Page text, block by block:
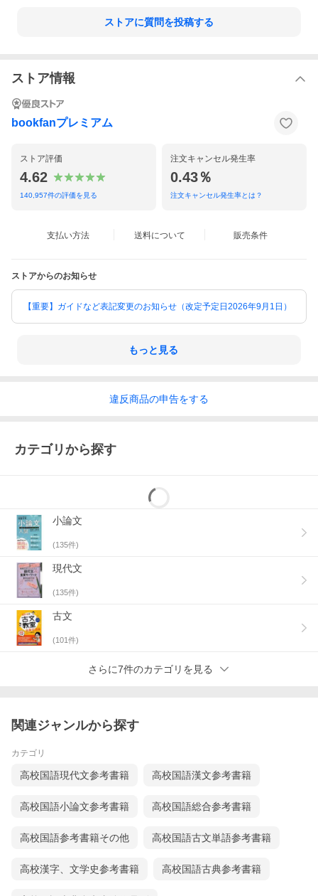
※本データはこの商品が発売された時点の情報です。
ストアに質問を投稿する
ストア情報
bookfanプレミアム
ストア評価
4.62
140,957件の評価を見る
注文キャンセル発生率
0.43％
注文キャンセル発生率とは？
支払い方法 送料について 販売条件
ストアからのお知らせ
【重要】ガイドなど表記変更のお知らせ（改定予定日2026年9月1日）
もっと見る
違反商品の申告をする
カテゴリから探す
小論文
(135件)
現代文
(135件)
古文
(101件)
さらに7件のカテゴリを見る
関連ジャンルから探す
カテゴリ
高校国語現代文参考書籍 高校国語漢文参考書籍
高校国語小論文参考書籍 高校国語総合参考書籍
高校国語参考書籍その他 高校国語古文単語参考書籍
高校漢字、文学史参考書籍 高校国語古典参考書籍